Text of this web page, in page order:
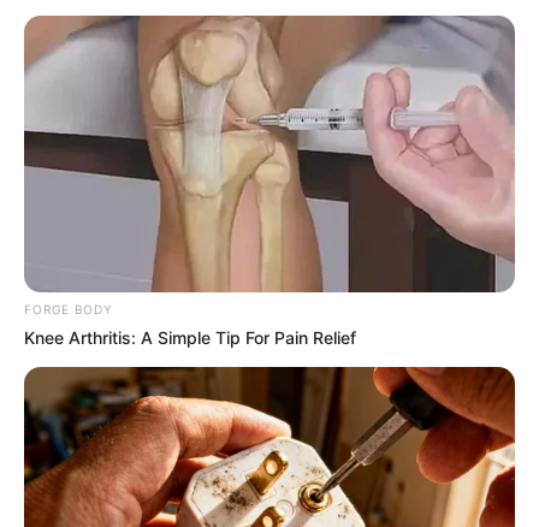
Endocrinologist: If You Have Diabetes, Read This
Before It's Removed!
GLYCOGEN SUPPORT
Guatemala Dental
GUATEMALA DENTAL
FORGE BODY
Knee Arthritis: A Simple Tip For Pain Relief